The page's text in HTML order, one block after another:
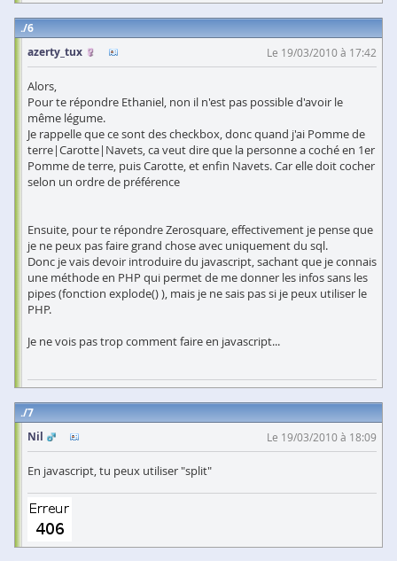
6
azerty_tux
Le 19/03/2010 à 17:42
Alors,
Pour te répondre Ethaniel, non il n'est pas possible d'avoir le
même légume.
Je rappelle que ce sont des checkbox, donc quand j'ai Pomme de
terre|Carotte|Navets, ca veut dire que la personne a coché en 1er
Pomme de terre, puis Carotte, et enfin Navets. Car elle doit cocher
selon un ordre de préférence
Ensuite, pour te répondre Zerosquare, effectivement je pense que
je ne peux pas faire grand chose avec uniquement du sql.
Donc je vais devoir introduire du javascript, sachant que je connais
une méthode en PHP qui permet de me donner les infos sans les
pipes (fonction explode() ), mais je ne sais pas si je peux utiliser le
PHP.
Je ne vois pas trop comment faire en javascript...
7
Nil
Le 19/03/2010 à 18:09
En javascript, tu peux utiliser "split"